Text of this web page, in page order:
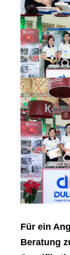
Für ein
Beratung